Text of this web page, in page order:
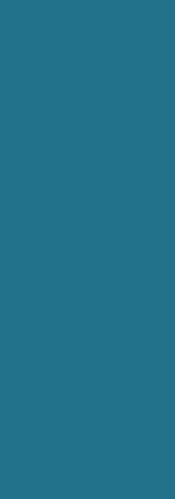
política, seja ela
sabuja como
o
e do Império.
de se inserir na
facilmente. E, o
humilha.
se um mal a ser
exportar os
do nosso
países e outros povos.
nesta sociedade da
dos
opção de trabalho
ironias ao Pró-Brasil,
E é isso que